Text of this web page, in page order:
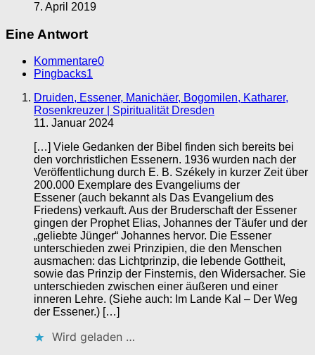
7. April 2019
Eine Antwort
Kommentare0
Pingbacks1
Druiden, Essener, Manichäer, Bogomilen, Katharer,
Rosenkreuzer | Spiritualität Dresden
11. Januar 2024
[…] Viele Gedanken der Bibel finden sich bereits bei
den vorchristlichen Essenern. 1936 wurden nach der
Veröffentlichung durch E. B. Székely in kurzer Zeit über
200.000 Exemplare des Evangeliums der
Essener (auch bekannt als Das Evangelium des
Friedens) verkauft. Aus der Bruderschaft der Essener
gingen der Prophet Elias, Johannes der Täufer und der
„geliebte Jünger“ Johannes hervor. Die Essener
unterschieden zwei Prinzipien, die den Menschen
ausmachen: das Lichtprinzip, die lebende Gottheit,
sowie das Prinzip der Finsternis, den Widersacher. Sie
unterschieden zwischen einer äußeren und einer
inneren Lehre. (Siehe auch: Im Lande Kal – Der Weg
der Essener.) […]
Wird geladen …